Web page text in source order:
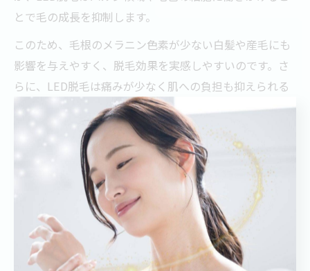
とで毛の成長を抑制します。
このため、毛根のメラニン色素が少ない白髪や産毛にも
影響を与えやすく、脱毛効果を実感しやすいのです。さ
らに、LED脱毛は痛みが少なく肌への負担も抑えられる
ため、顔やVIOなどデリケートな部位の白髪ケアにも適
しています。
脱毛は白髪になる前からスタートするのが重要
脱毛は白髪になる前から始めることが最も効果的です。
白髪はメラニン色素が減少した毛であり、色素に反応す
る脱毛方式は効果が出にくいため、白髪化する前のケア
が脱毛効果の持続に繋がります。